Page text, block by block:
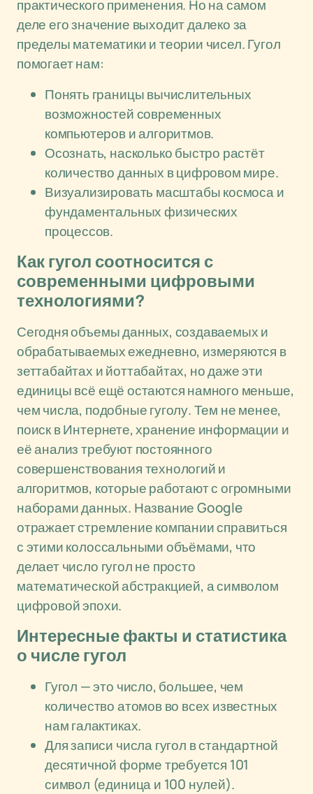
практического применения. Но на самом
деле его значение выходит далеко за
пределы математики и теории чисел. Гугол
помогает нам:
Понять границы вычислительных
возможностей современных
компьютеров и алгоритмов.
Осознать, насколько быстро растёт
количество данных в цифровом мире.
Визуализировать масштабы космоса и
фундаментальных физических
процессов.
Как гугол соотносится с
современными цифровыми
технологиями?
Сегодня объемы данных, создаваемых и
обрабатываемых ежедневно, измеряются в
зеттабайтах и йоттабайтах, но даже эти
единицы всё ещё остаются намного меньше,
чем числа, подобные гуголу. Тем не менее,
поиск в Интернете, хранение информации и
её анализ требуют постоянного
совершенствования технологий и
алгоритмов, которые работают с огромными
наборами данных. Название Google
отражает стремление компании справиться
с этими колоссальными объёмами, что
делает число гугол не просто
математической абстракцией, а символом
цифровой эпохи.
Интересные факты и статистика
о числе гугол
Гугол — это число, большее, чем
количество атомов во всех известных
нам галактиках.
Для записи числа гугол в стандартной
десятичной форме требуется 101
символ (единица и 100 нулей).